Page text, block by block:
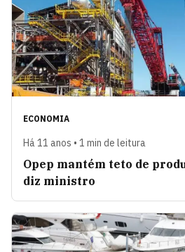
ECONOMIA
Há 11 anos • 1 min de leitura
Opep mantém teto de
diz ministro